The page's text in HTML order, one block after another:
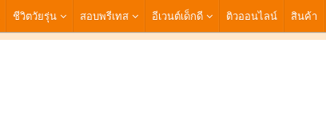
ชีวิตวัยรุ่น สอบพรีเทส อีเวนต์เด็กดี ติวออนไลน์ สินค้า